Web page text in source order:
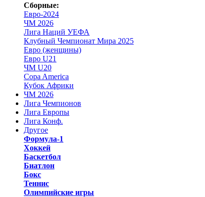
Сборные:
Евро-2024
ЧМ 2026
Лига Наций УЕФА
Клубный Чемпионат Мира 2025
Евро (женщины)
Евро U21
ЧМ U20
Copa America
Кубок Африки
ЧМ 2026
Лига Чемпионов
Лига Европы
Лига Конф.
Другое
Формула-1
Хоккей
Баскетбол
Биатлон
Бокс
Теннис
Олимпийские игры